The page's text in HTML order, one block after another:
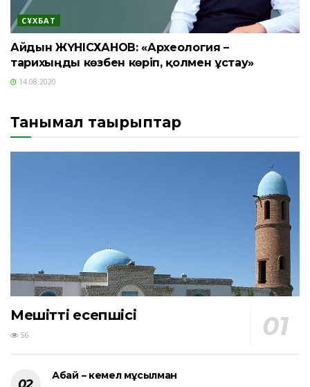
СҰХБАТ
Айдын ЖҮНІСХАНОВ: «Археология –
тарихыңды көзбен көріп, қолмен ұстау»
14.08.2020
Танымал тақырыптар
Мешіттің есепшісі
56
Абай – кемел мұсылман